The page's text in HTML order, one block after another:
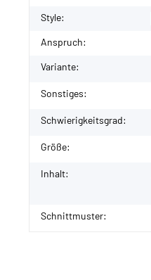
Style:
Anspruch:
Variante:
Sonstiges:
Schwierigkeitsgrad:
Größe:
Inhalt:
Schnittmuster: